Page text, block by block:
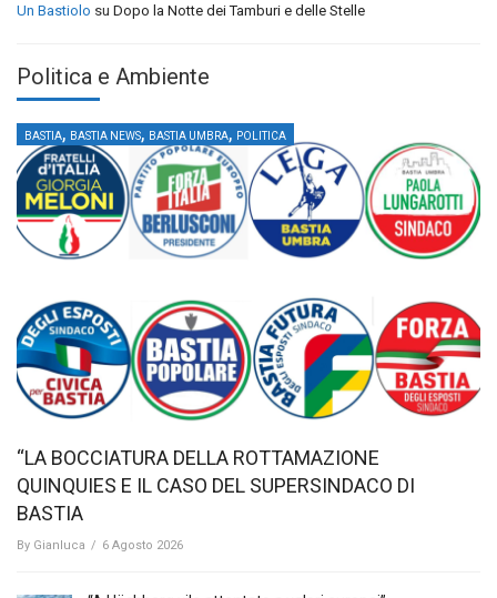
Un Bastiolo su Dopo la Notte dei Tamburi e delle Stelle
Politica e Ambiente
BASTIA, BASTIA NEWS, BASTIA UMBRA, POLITICA
“LA BOCCIATURA DELLA ROTTAMAZIONE
QUINQUIES E IL CASO DEL SUPERSINDACO DI
BASTIA
By Gianluca / 6 Agosto 2026